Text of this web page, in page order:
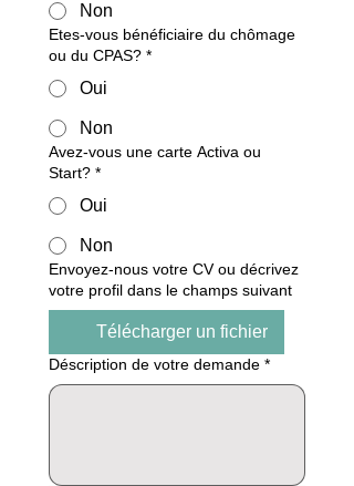
Non
Etes-vous bénéficiaire du chômage
ou du CPAS? *
Oui
Non
Avez-vous une carte Activa ou
Start? *
Oui
Non
Envoyez-nous votre CV ou décrivez
votre profil dans le champs suivant
Télécharger un fichier
Déscription de votre demande *